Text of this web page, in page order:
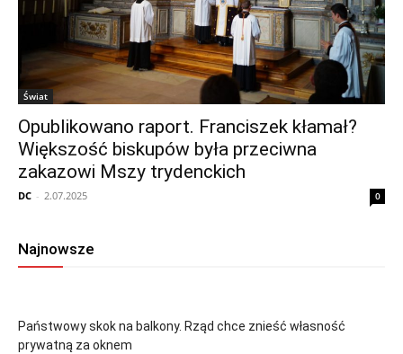
Świat
Opublikowano raport. Franciszek kłamał?
Większość biskupów była przeciwna
zakazowi Mszy trydenckich
DC - 2.07.2025 0
Najnowsze
Państwowy skok na balkony. Rząd chce znieść własność
prywatną za oknem